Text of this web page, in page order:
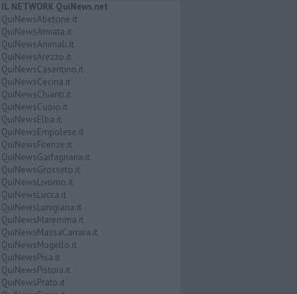
IL NETWORK QuiNews.net
QuiNewsAbetone.it
QuiNewsAmiata.it
QuiNewsAnimali.it
QuiNewsArezzo.it
QuiNewsCasentino.it
QuiNewsCecina.it
QuiNewsChianti.it
QuiNewsCuoio.it
QuiNewsElba.it
QuiNewsEmpolese.it
QuiNewsFirenze.it
QuiNewsGarfagnana.it
QuiNewsGrosseto.it
QuiNewsLivorno.it
QuiNewsLucca.it
QuiNewsLunigiana.it
QuiNewsMaremma.it
QuiNewsMassaCarrara.it
QuiNewsMugello.it
QuiNewsPisa.it
QuiNewsPistoia.it
QuiNewsPrato.it